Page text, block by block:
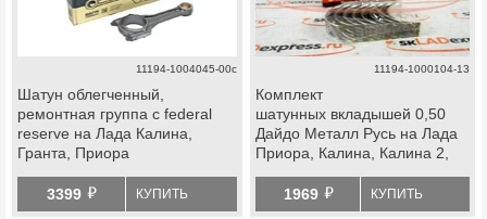
11194-1004045-00c
Шатун облегченный,
ремонтная группа c federal
reserve на Лада Калина,
Гранта, Приора
3399 й КУПИТЬ
11194-1000104-13
Комплект
шатунных вкладышей 0,50
Дайдо Металл Русь на Лада
Приора, Калина, Калина 2,
1969 й КУПИТЬ